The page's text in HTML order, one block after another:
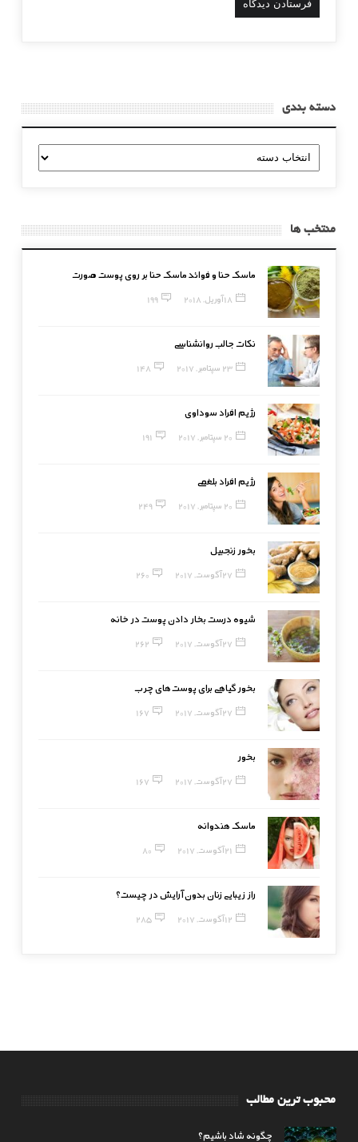
دسته بندی
دسته
بندی
منتخب ها
ماسک حنا و فوائد ماسک حنا بر روی پوست صورت
18 آوریل, 2018 199
نکات جالب روانشناسی
23 سپتامبر, 2017 148
رژیم افراد سوداوی
20 سپتامبر, 2017 191
رژیم افراد بلغمی
20 سپتامبر, 2017 249
بخور زنجبیل
27 آگوست, 2017 260
شیوه درست بخار دادن پوست در خانه
27 آگوست, 2017 262
بخور گیاهی برای پوست‌های چرب
27 آگوست, 2017 167
بخور
27 آگوست, 2017 167
ماسک هندوانه
21 آگوست, 2017 80
راز زیبایی زنان بدون آرایش در چیست؟
12 آگوست, 2017 285
محبوب ترین مطالب
چگونه شاد باشیم؟